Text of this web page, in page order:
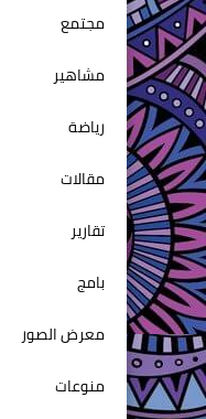
مجتمع
مشاهير
رياضة
مقالات
تقارير
بامج
معرض الصور
منوعات